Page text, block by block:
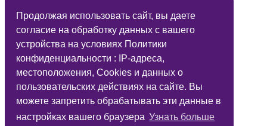
Продолжая использовать сайт, вы даете
согласие на обработку данных с вашего
устройства на условиях Политики
конфиденциальности : IP-адреса,
местоположения, Cookies и данных о
пользовательских действиях на сайте. Вы
можете запретить обрабатывать эти данные в
настройках вашего браузера Узнать больше
Назначения
Бренды
Vegan
Глютаминовая кислота
Функциональный тренинг
Подарочные карты
Дисконтные карты
Фитнес-бар
Статьи
Вопрос Ответ